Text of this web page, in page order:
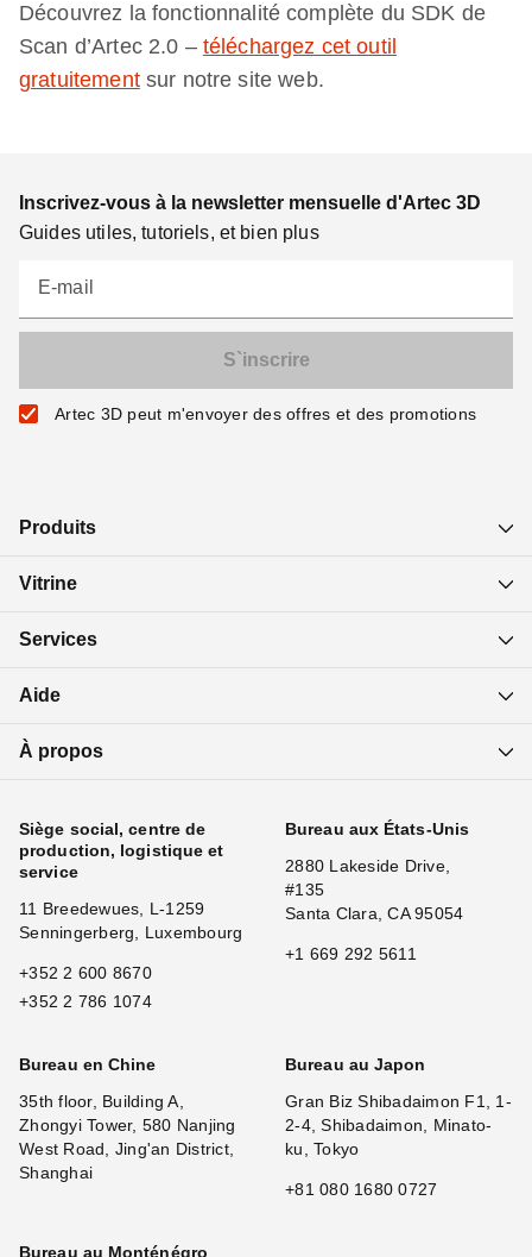
Découvrez la fonctionnalité complète du SDK de
Scan d’Artec 2.0 – téléchargez cet outil
gratuitementsur notre site web.
Inscrivez-vous à la newsletter mensuelle d'Artec 3D
Guides utiles, tutoriels, et bien plus
E-mail
Artec 3D peut m'envoyer des offres et des promotions
Produits
Vitrine
Services
Aide
À propos
Siège social, centre de
production, logistique et
service
11 Breedewues, L-1259
Senningerberg, Luxembourg
+352 2 600 8670
+352 2 786 1074
Bureau aux États-Unis
2880 Lakeside Drive,
#135
Santa Clara, CA 95054
+1 669 292 5611
Bureau en Chine
35th floor, Building A,
Zhongyi Tower, 580 Nanjing
West Road, Jing'an District,
Shanghai
Bureau au Japon
Gran Biz Shibadaimon F1, 1-
2-4, Shibadaimon, Minato-
ku, Tokyo
+81 080 1680 0727
Bureau au Monténégro